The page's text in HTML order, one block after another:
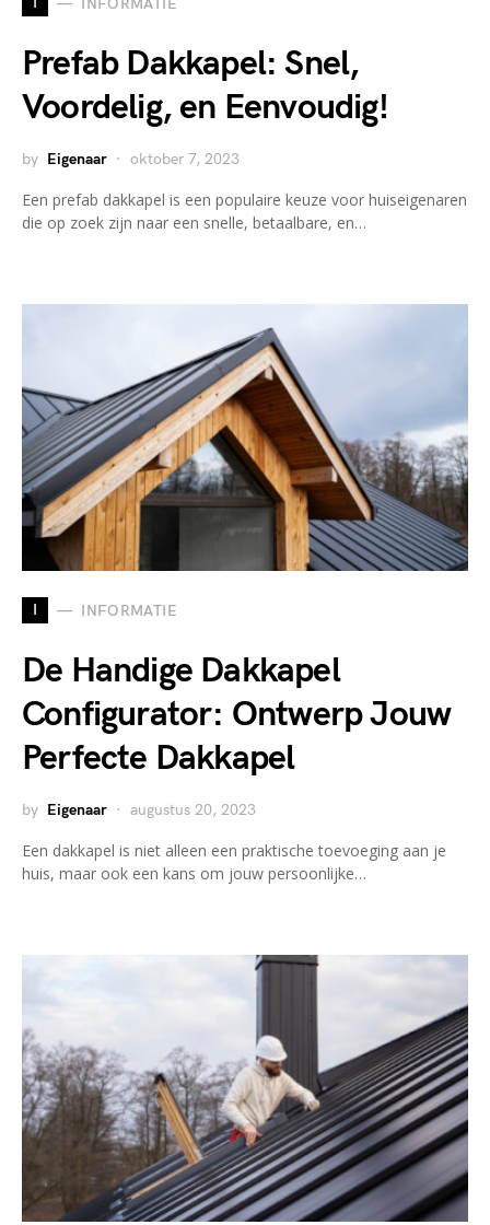
Prefab Dakkapel: Snel,
Voordelig, en Eenvoudig!
by Eigenaar oktober 7, 2023
Een prefab dakkapel is een populaire keuze voor huiseigenaren
die op zoek zijn naar een snelle, betaalbare, en…
I INFORMATIE
De Handige Dakkapel
Configurator: Ontwerp Jouw
Perfecte Dakkapel
by Eigenaar augustus 20, 2023
Een dakkapel is niet alleen een praktische toevoeging aan je
huis, maar ook een kans om jouw persoonlijke…